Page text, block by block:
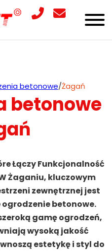
betonowe/Żagań
betonowe
Łączy Funkcjonalność
Żaganiu, kluczowym
zewnętrznej jest
betonowe.
gamę ogrodzeń,
wysoką jakość
estetykę i styl do